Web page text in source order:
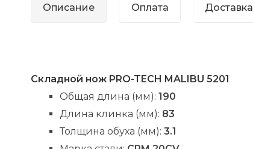
Описание Оплата Доставка
Складной нож PRO-TECH MALIBU 5201
Общая длина (мм): 190
Длина клинка (мм): 83
Толщина обуха (мм): 3.1